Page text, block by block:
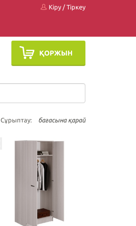
Кіру / Тіркеу
ҚОРЖЫН
Сұрыптау: бағасына қарай